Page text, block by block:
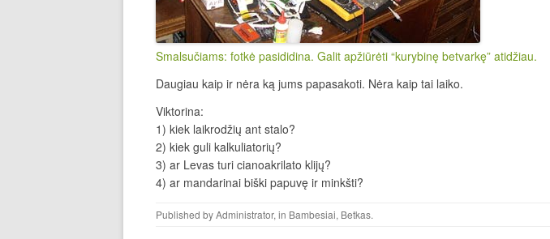
Smalsučiams: fotkė pasididina. Galit apžiūrėti “kurybinę betvarkę” atidžiau.
Daugiau kaip ir nėra ką jums papasakoti. Nėra kaip tai laiko.
Viktorina:
1) kiek laikrodžių ant stalo?
2) kiek guli kalkuliatorių?
3) ar Levas turi cianoakrilato klijų?
4) ar mandarinai biški papuvę ir minkšti?
Published byAdministrator, in Bambesiai, Betkas.